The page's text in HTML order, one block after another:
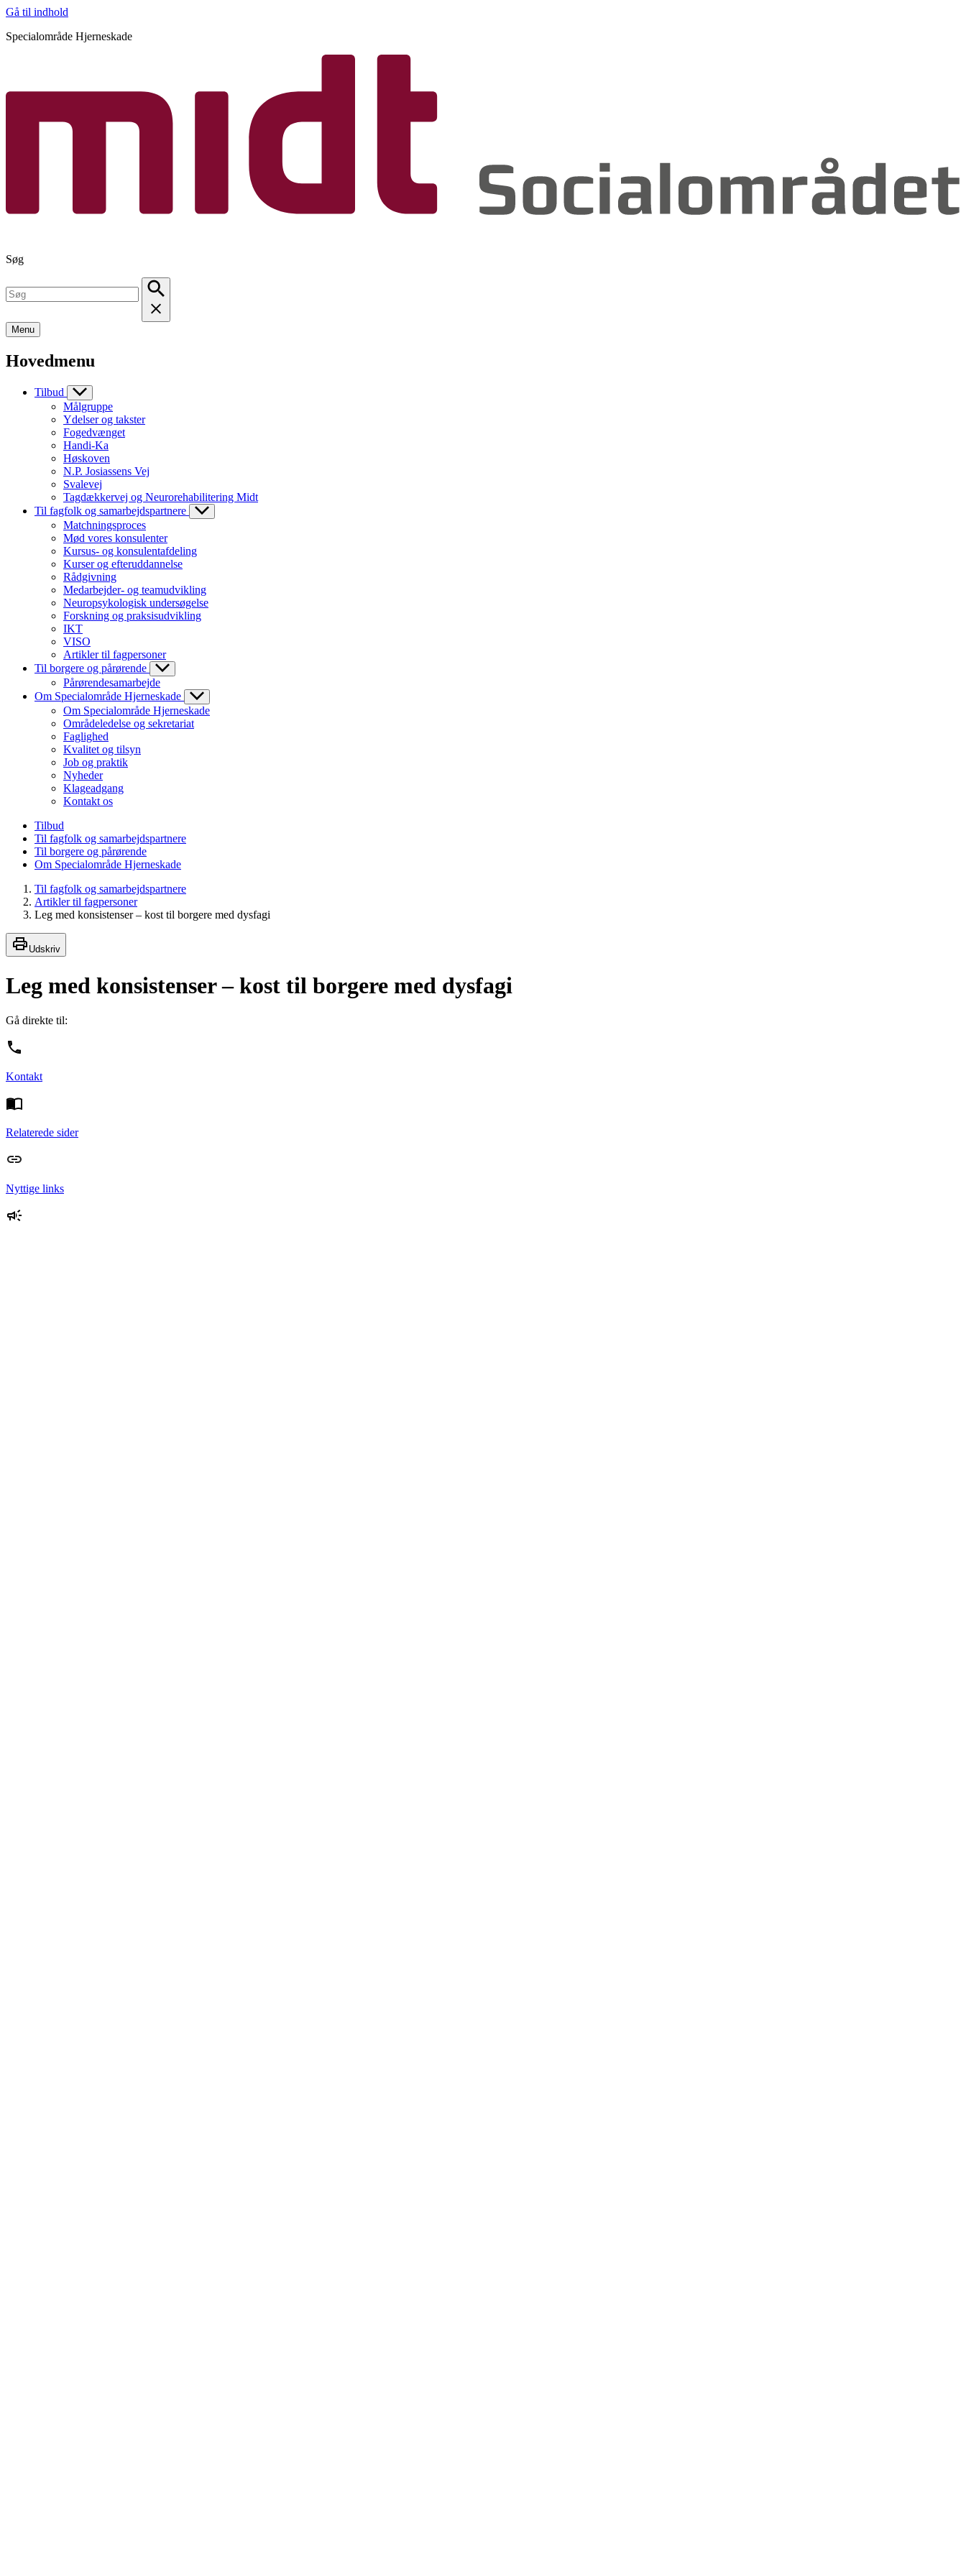
Gå til indhold
Specialområde Hjerneskade
Søg
Menu
Hovedmenu
Tilbud
Målgruppe
Ydelser og takster
Fogedvænget
Handi-Ka
Høskoven
N.P. Josiassens Vej
Svalevej
Tagdækkervej og Neurorehabilitering Midt
Til fagfolk og samarbejdspartnere
Matchningsproces
Mød vores konsulenter
Kursus- og konsulentafdeling
Kurser og efteruddannelse
Rådgivning
Medarbejder- og teamudvikling
Neuropsykologisk undersøgelse
Forskning og praksisudvikling
IKT
VISO
Artikler til fagpersoner
Til borgere og pårørende
Pårørendesamarbejde
Om Specialområde Hjerneskade
Om Specialområde Hjerneskade
Områdeledelse og sekretariat
Faglighed
Kvalitet og tilsyn
Job og praktik
Nyheder
Klageadgang
Kontakt os
Tilbud
Til fagfolk og samarbejdspartnere
Til borgere og pårørende
Om Specialområde Hjerneskade
Til fagfolk og samarbejdspartnere
Artikler til fagpersoner
Leg med konsistenser – kost til borgere med dysfagi
Udskriv
Leg med konsistenser – kost til borgere med dysfagi
Gå direkte til:
Kontakt
Relaterede sider
Nyttige links